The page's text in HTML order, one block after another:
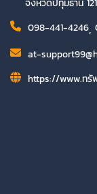
098-441-4246,
at-
https://www.ทรั